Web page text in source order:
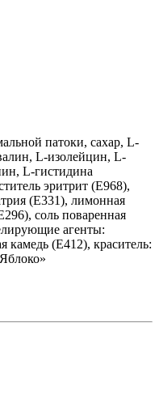
патоки, сахар, L-
L-изолейцин, L-
L-гистидина
эритрит (Е968),
(Е331), лимонная
соль поваренная
агенты:
камедь (Е412), краситель: